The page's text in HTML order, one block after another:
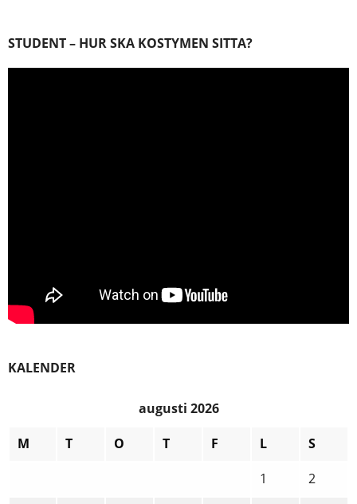
STUDENT – HUR SKA KOSTYMEN SITTA?
KALENDER
augusti 2026
M
T O T F L
S
1
2